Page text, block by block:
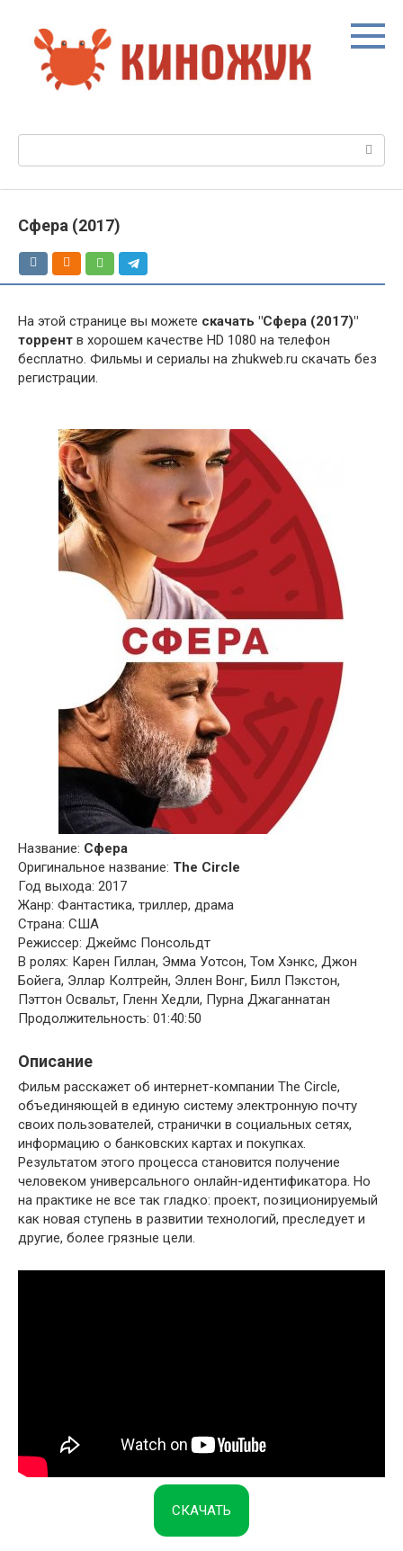
контенту
Сфера (2017)
На этой странице вы можете скачать "Сфера (2017)"
торрент в хорошем качестве HD 1080 на телефон
бесплатно. Фильмы и сериалы на zhukweb.ru скачать без
регистрации.
Название: Сфера
Оригинальное название: The Circle
Год выхода: 2017
Жанр: Фантастика, триллер, драма
Страна: США
Режиссер: Джеймс Понсольдт
В ролях: Карен Гиллан, Эмма Уотсон, Том Хэнкс, Джон
Бойега, Эллар Колтрейн, Эллен Вонг, Билл Пэкстон,
Пэттон Освальт, Гленн Хедли, Пурна Джаганнатан
Продолжительность: 01:40:50
Описание
Фильм расскажет об интернет-компании The Circle,
объединяющей в единую систему электронную почту
своих пользователей, странички в социальных сетях,
информацию о банковских картах и покупках.
Результатом этого процесса становится получение
человеком универсального онлайн-идентификатора. Но
на практике не все так гладко: проект, позиционируемый
как новая ступень в развитии технологий, преследует и
другие, более грязные цели.
СКАЧАТЬ